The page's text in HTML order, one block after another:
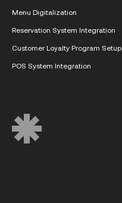
Menu Digitalization
Reservation System Integration
Customer Loyalty Program Setup
POS System Integration